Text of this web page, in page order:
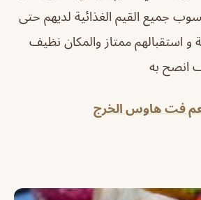
جميع القيم الغذائية لديهم حتى
و استقبالهم ممتاز والمكان نظيف
انصح به
فت هاوس الخرج